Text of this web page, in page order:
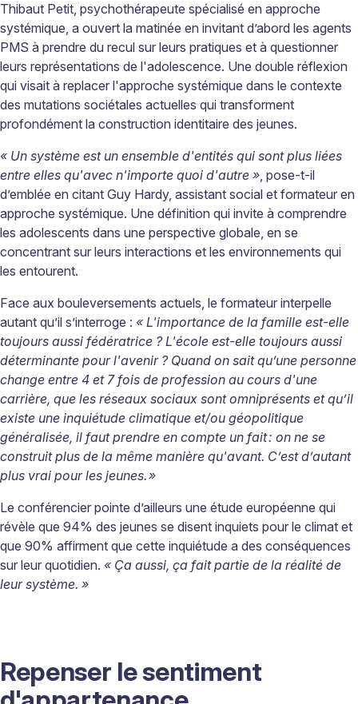
Thibaut Petit, psychothérapeute spécialisé en approche
systémique, a ouvert la matinée en invitant d’abord les agents
PMS à prendre du recul sur leurs pratiques et à questionner
leurs représentations de l'adolescence. Une double réflexion
qui visait à replacer l'approche systémique dans le contexte
des mutations sociétales actuelles qui transforment
profondément la construction identitaire des jeunes.
« Un système est un ensemble d'entités qui sont plus liées
entre elles qu'avec n'importe quoi d'autre », pose-t-il
d’emblée en citant Guy Hardy, assistant social et formateur en
approche systémique. Une définition qui invite à comprendre
les adolescents dans une perspective globale, en se
concentrant sur leurs interactions et les environnements qui
les entourent.
Face aux bouleversements actuels, le formateur interpelle
autant qu’il s’interroge : « L'importance de la famille est-elle
toujours aussi fédératrice ? L'école est-elle toujours aussi
déterminante pour l'avenir ? Quand on sait qu’une personne
change entre 4 et 7 fois de profession au cours d'une
carrière, que les réseaux sociaux sont omniprésents et qu’il
existe une inquiétude climatique et/ou géopolitique
généralisée, il faut prendre en compte un fait: on ne se
construit plus de la même manière qu'avant. C’est d’autant
plus vrai pour les jeunes. »
Le conférencier pointe d’ailleurs une étude européenne qui
révèle que 94% des jeunes se disent inquiets pour le climat et
que 90% affirment que cette inquiétude a des conséquences
sur leur quotidien. « Ça aussi, ça fait partie de la réalité de
leur système. »
Repenser le sentiment